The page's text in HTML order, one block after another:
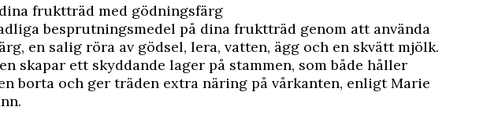
fruktträd med gödningsfärg
besprutningsmedel på dina fruktträd genom att använda
en salig röra av gödsel, lera, vatten, ägg och en skvätt mjölk.
skapar ett skyddande lager på stammen, som både håller
borta och ger träden extra näring på vårkanten, enligt Marie